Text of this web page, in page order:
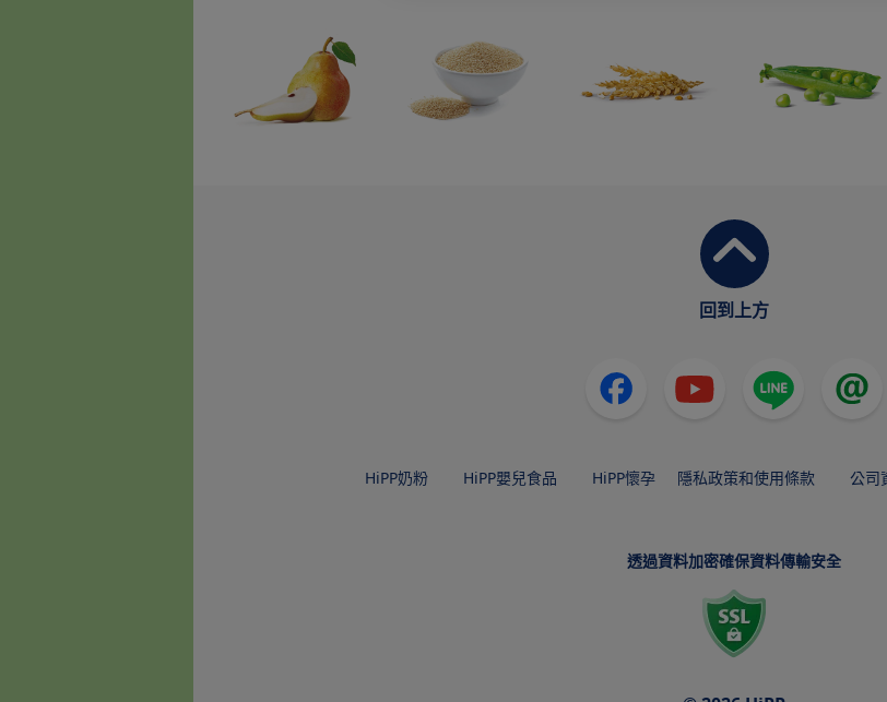
回到上方
HiPP奶粉 HiPP嬰兒食品 HiPP懷孕 隱私政策和使用條款 公司
透過資料加密確保資料傳輸安全